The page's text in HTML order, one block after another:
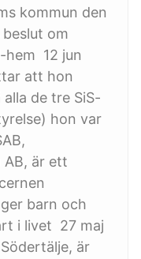
kommun den
om
hem 12 jun
att hon
de tre SiS-
hon var
är ett
barn och
i livet 27 maj
är